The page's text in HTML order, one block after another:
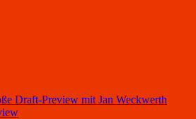
Draft-Preview mit Jan Weckwerth